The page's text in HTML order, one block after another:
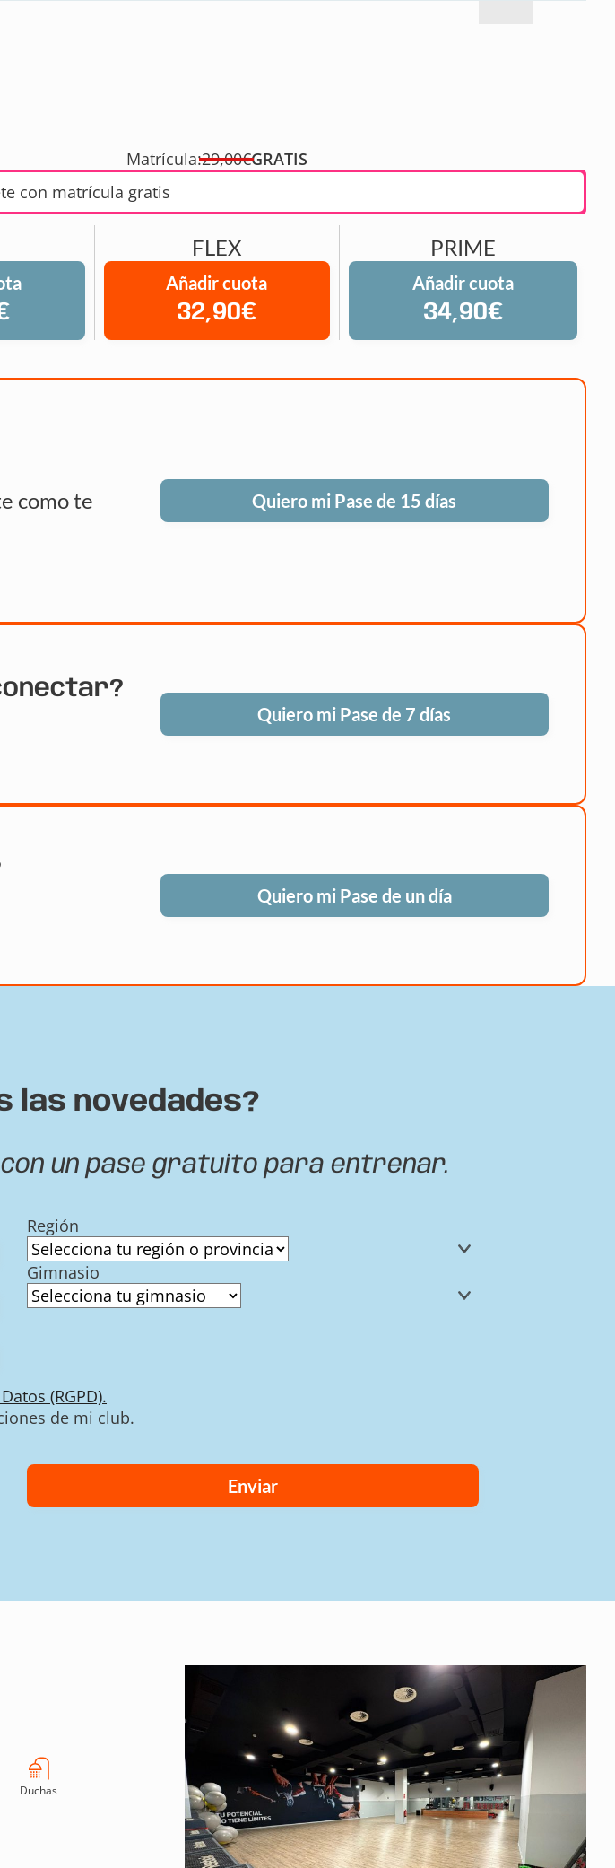
Matrícula:29,00€GRATIS
con matrícula gratis
FLEX
Añadir cuota
32,90€
PRIME
Añadir cuota
34,90€
como te
Quiero mi Pase de 15 días
Quiero mi Pase de 7 días
Quiero mi Pase de un día
las novedades?
un pase gratuito para entrenar.
Región
Gimnasio
(RGPD).
de mi club.
Duchas